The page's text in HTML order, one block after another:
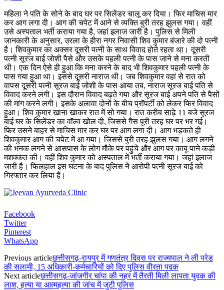
महिला ने पति के सोने के बाद घर पर सिलेंडर चालू कर दिया। फिर माचिस मार
कर आग लगा दी। आग की चपेट में आने से व्यक्ति बुरी तरह झुलस गया। वहीं
उसे अस्पताल भर्ती कराया गया है, जहां इलाज जारी है। पुलिस से मिली
जानकारी के अनुसार, उरला के हीरा नगर निवासी शिव कुमार बंजारे की दो पत्नी
है। शिवकुमार का अक्सर दूसरी पत्नी के साथ विवाद होते रहता था। दूसरी
पत्नी सूरज बाई जोशी पैसे और उसके पहली पत्नी के पास जाने से मना करती
थी। एक दिन ऐसे ही हुआ कि मना करने के बाद भी शिवकुमार पहली पत्नी के
पास गया हुआ था। इससे दूसरी नाराज थी। जब शिवकुमार वहां से रात को
वापस दूसरी पत्नी सूरज बाई जोशी के पास आया तब, नाराज सूरज बाई पति से
विवाद करने लगी। इस दौरान विवाद बढ़ते गया और सूरज बाई अपने पति से पैसों
की मांग करने लगी। इसके अलावा दोनों के बीच प्रॉपर्टी को लेकर फिर विवाद
हुआ। शिव कुमार खाना खाकर रात में सो गया। रात करीब साढ़े 11 बजे सूरज
बाई घर के सिलेंडर का वॉल्व खोल दी, जिससे गैस पूरी तरह घर पर भर गई।
फिर उसने बाहर से माचिस मार कर घर पर आग लगा दी। आग भड़कते ही
शिवकुमार आग की चपेट में आ गया। जिससे बुरी तरह झुलस गया। आग लगने
की भनक लगने से आसपास के लोग मौके पर पहुंचे और आग पर काबू पाने कड़ी
मशक्कत की। वहीं शिव कुमार को अस्पताल में भर्ती कराया गया। जहां इलाज
जारी है। फिलहाल इस घटना के बाद पुलिस ने आरोपी पत्नी सूरज बाई को
गिरफ्तार कर लिया है।
Facebook
Twitter
Pinterest
WhatsApp
Previous articleछत्तीसगढ़-रायपुर में गणतंत्र दिवस पर राज्यपाल ने ली परेड
की सलामी, 15 अधिकारी-कर्मचारियों को दिए पुलिस वीरता पदक
Next articleछत्तीसगढ़-जांजगीर चांपा की नहर में तैरती मिली लापता युवक की
लाश, हत्या या आत्महत्या की जांच में जुटी पुलिस